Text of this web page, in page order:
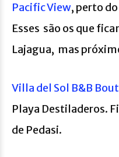
Pacific View, perto
Esses são os que
Lajagua, mas
Villa del Sol B&B
Playa Destiladeros.
de Pedasi.